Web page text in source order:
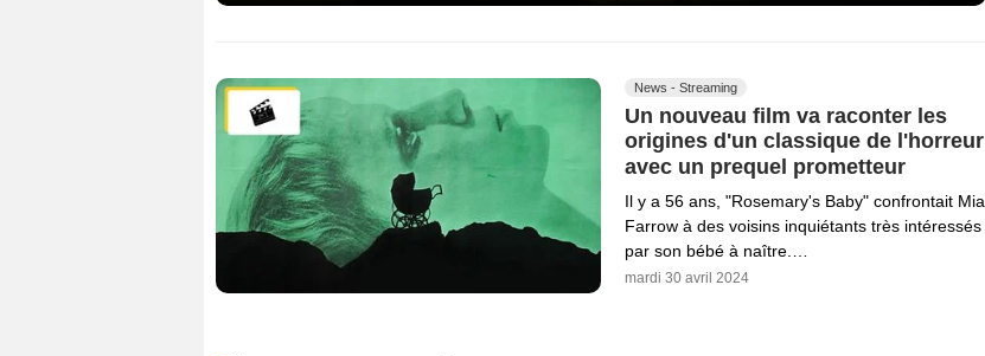
News - Streaming
Un nouveau film va raconter les
origines d'un classique de l'horreur
avec un prequel prometteur
Il y a 56 ans, "Rosemary's Baby" confrontait Mia
Farrow à des voisins inquiétants très intéressés
par son bébé à naître.…
mardi 30 avril 2024